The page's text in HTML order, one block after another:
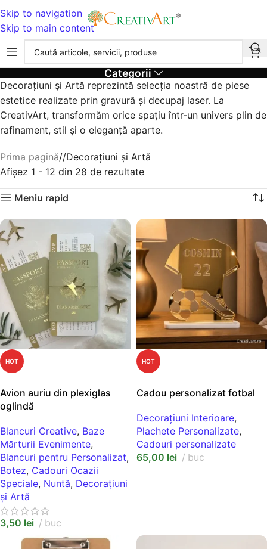
Skip to navigation
Skip to main content
Categorii
Decorațiuni și Artă reprezintă selecția noastră de piese
estetice realizate prin gravură și decupaj laser. La
CreativArt, transformăm orice spațiu într-un univers plin de
rafinament, stil și o eleganță aparte.
Prima pagină/ Decorațiuni și Artă
Afișez 1 - 12 din 28 de rezultate
Meniu rapid
HOT
Avion auriu din plexiglas
oglindă
Blancuri Creative, Baze
Mărturii Evenimente,
Blancuri pentru Personalizat,
Botez, Cadouri Ocazii
Speciale, Nuntă, Decorațiuni
și Artă
3,50 lei buc
HOT
Cadou personalizat fotbal
Decorațiuni Interioare,
Plachete Personalizate,
Cadouri personalizate
65,00 lei buc